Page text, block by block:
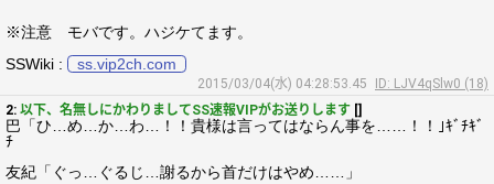
※注意 モバです。ハジケてます。
SSWiki :
ss.vip2ch.com
2015/03/04(水) 04:28:53.45
ID: LJV4qSlw0 (18)
2: 以下、名無しにかわりましてSS速報VIPがお送りします []
巴「ひ…め…か…わ…！！貴様は言ってはならん事を……！！｣ｷﾞﾁｷﾞ
ﾁ
友紀「ぐっ…ぐるじ…謝るから首だけはやめ……」